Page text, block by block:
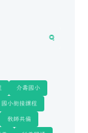
介壽國小
國小銜接課程
教師共備